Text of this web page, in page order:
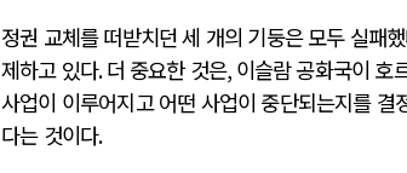
정권 교체를 떠받치던 세 개의 기둥은 모두 실패
제하고 있다.더 중요한 것은, 이슬람 공화국이 호
사업이 이루어지고 어떤 사업이 중단되는지를
다는 것이다.